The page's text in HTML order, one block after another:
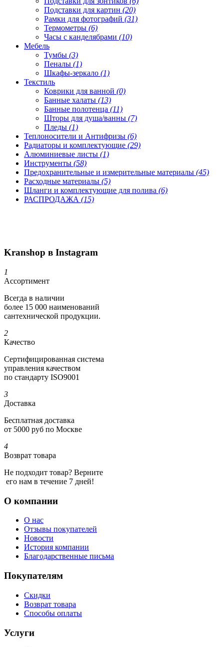
Подставки для картин (20)
Рамки для фотографий (31)
Термометры (6)
Часы с канделябрами (10)
Мебель
Тумбы (3)
Пеналы (1)
Шкафы-зеркало (1)
Текстиль
Коврики для ванной (0)
Банные халаты (13)
Банные полотенца (11)
Шторы для душа/ванны (7)
Пледы (1)
Теплоносители и Антифризы (6)
Радиаторы и комплектующие (29)
Алюминиевые листы (1)
Инструменты (58)
Предохранительные и измерительные материалы (45)
Расходные материалы (5)
Шланги и комплектующие для полива (6)
РАСПРОДАЖА (15)
Kranshop в Instagram
1
Ассортимент
Всегда в наличии
более 15 000 наименований
сантехнической продукции.
2
Качество
Сертифициро­ванная система
управления качеством
по стандарту ISO9001
3
Доставка
Бесплатная доставка
от 5000 руб по Москве
4
Возврат товара
Не подходит товар? Верните
его нам в течение 7 дней!
О компании
О нас
Отзывы покупателей
Новости
История компании
Благодарственные письма
Покупателям
Скидки
Возврат товара
Способы оплаты
Услуги